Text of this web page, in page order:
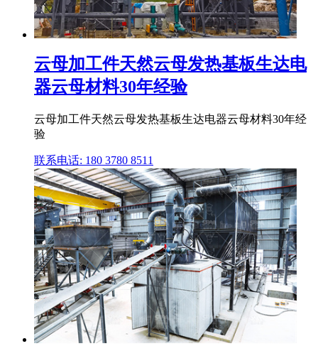
云母加工件天然云母发热基板生达电
器云母材料30年经验
云母加工件天然云母发热基板生达电器云母材料30年经
验
联系电话: 180 3780 8511